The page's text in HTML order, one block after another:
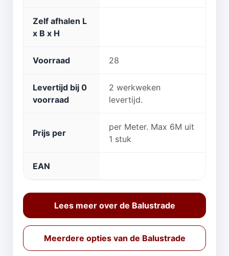
Zelf afhalen L
x B x H
Voorraad 28
Levertijd bij 0
voorraad
2 werkweken
levertijd.
Prijs per
per Meter. Max 6M uit
1 stuk
EAN
Lees meer over de Balustrade
Meerdere opties van de Balustrade